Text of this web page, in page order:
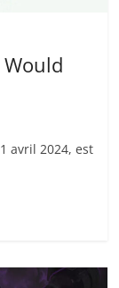
Would
avril 2024, est